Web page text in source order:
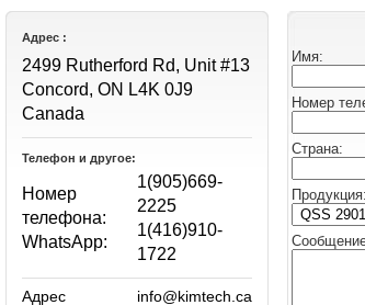
Адрес :
2499 Rutherford Rd, Unit #13
Concord, ON L4K 0J9
Canada
Телефон и другое:
Номер
телефона:
WhatsApp:
1(905)669-
2225
1(416)910-
1722
Адрес
info@kimtech.ca
Имя:
Hомер
Cтрана:
Продукция: